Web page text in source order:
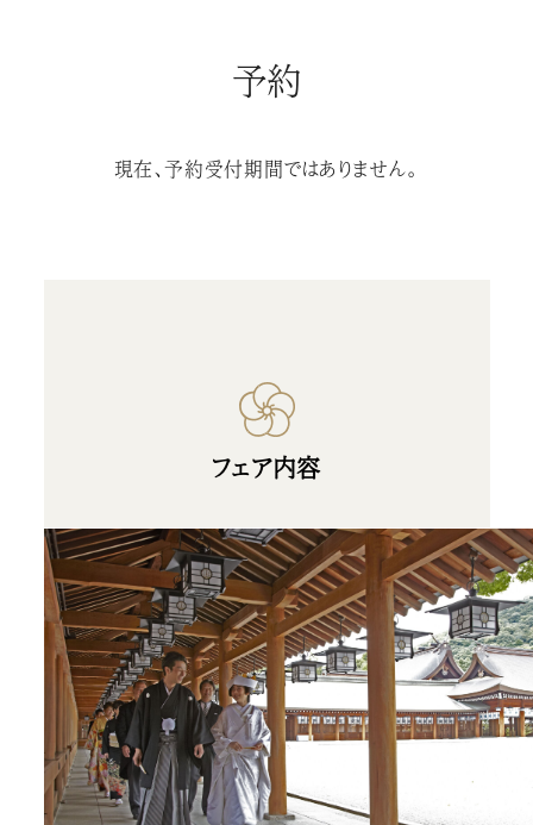
予約
現在、予約受付期間ではありません。
フェア内容